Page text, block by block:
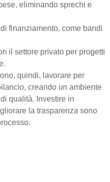
eliminando sprechi e
finanziamento, come bandi
il settore privato per progetti
quindi, lavorare per
creando un ambiente
qualità. Investire in
la trasparenza sono